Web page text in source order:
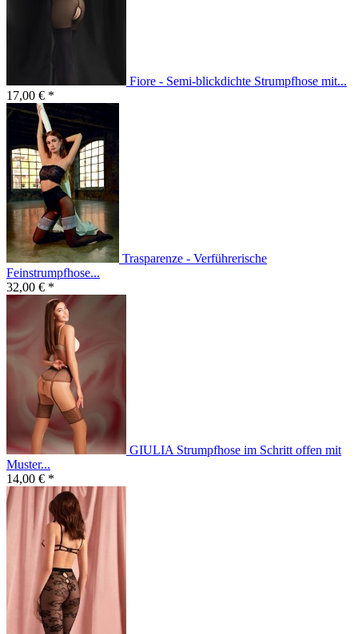
Fiore - Semi-blickdichte Strumpfhose mit...
17,00 € *
Trasparenze - Verführerische
Feinstrumpfhose...
32,00 € *
GIULIA Strumpfhose im Schritt offen mit
Muster...
14,00 € *